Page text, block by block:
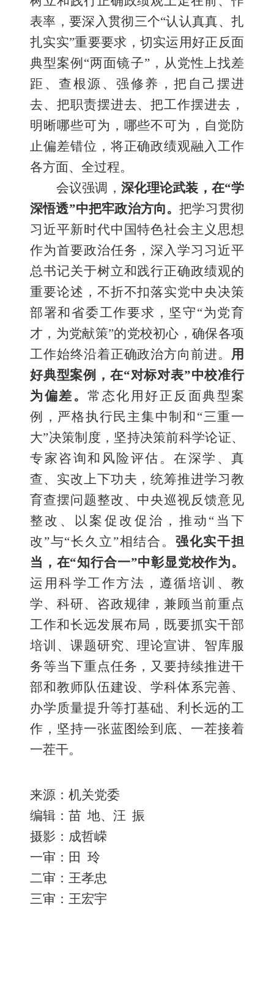
表率，要深入贯彻三个“认认真真、扎
扎实实”重要要求，切实运用好正反面
典型案例“两面镜子”，从党性上找差
距、查根源、强修养，把自己摆进
去、把职责摆进去、把工作摆进去，
明晰哪些可为，哪些不可为，自觉防
止偏差错位，将正确政绩观融入工作
各方面、全过程。
会议强调， 深化理论武装，在“学
深悟透”中把牢政治方向。把学习贯彻
习近平新时代中国特色社会主义思想
作为首要政治任务，深入学习习近平
总书记关于树立和践行正确政绩观的
重要论述，不折不扣落实党中央决策
部署和省委工作要求，坚守“为党育
才，为党献策”的党校初心，确保各项
工作始终沿着正确政治方向前进。 用
好典型案例，在“对标对表”中校准行
为偏差。 常态化用好正反面典型案
例，严格执行民主集中制和 “三重一
大”决策制度，坚持决策前科学论证、
专家咨询和风险评估。在深学、真
查、实改上下功夫，统筹推进学习教
育查摆问题整改、中央巡视反馈意见
整改、以案促改促治，推动“当下
改”与“长久立”相结合。 强化实干担
当，在“知行合一”中彰显党校作为。
运用科学工作方法，遵循培训、教
学、科研、咨政规律，兼顾当前重点
工作和长远发展布局，既要抓实干部
培训、课题研究、理论宣讲、智库服
务等当下重点任务，又要持续推进干
部和教师队伍建设、学科体系完善、
办学质量提升等打基础、利长远的工
作，坚持一张蓝图绘到底、一茬接着
一茬干。
来源：机关党委
编辑：苗 地、 汪 振
摄影：成哲嵘
一审：田 玲
二审：王孝忠
三审：王宏宇